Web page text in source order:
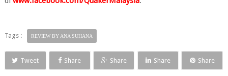
Tags : REVIEW BY ANA SUHANA
Tweet Share Share Share Share